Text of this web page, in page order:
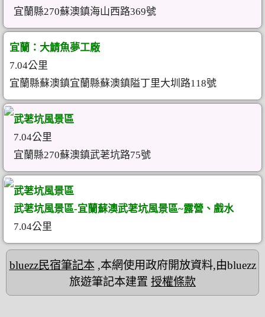
宜蘭縣270蘇澳鎮海山西路369號
宜蘭：大鯖魚夢工廠
7.04公里
宜蘭縣蘇澳鎮宜蘭縣蘇澳鎮隘丁里大圳路118號
武荖坑風景區
7.04公里
宜蘭縣270蘇澳鎮武荖坑路75號
武荖坑風景區
武荖坑風景區-宜蘭蘇澳武荖坑風景區~露營、戲水
7.04公里
bluezz民宿筆記本,本網使用政府開放資料,由bluezz
旅遊筆記本建置 授權條款